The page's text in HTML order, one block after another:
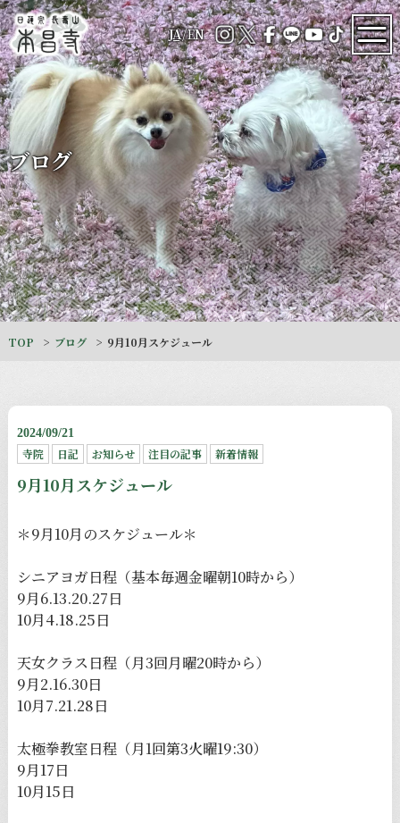
JA/EN
ブログ
TOP ブログ 9月10月スケジュール
2024/09/21
寺院 日記 お知らせ 注目の記事 新着情報
9月10月スケジュール
＊9月10月のスケジュール＊
シニアヨガ日程（基本毎週金曜朝10時から）
9月6.13.20.27日
10月4.18.25日
天女クラス日程（月3回月曜20時から）
9月2.16.30日
10月7.21.28日
太極拳教室日程（月1回第3火曜19:30）
9月17日
10月15日